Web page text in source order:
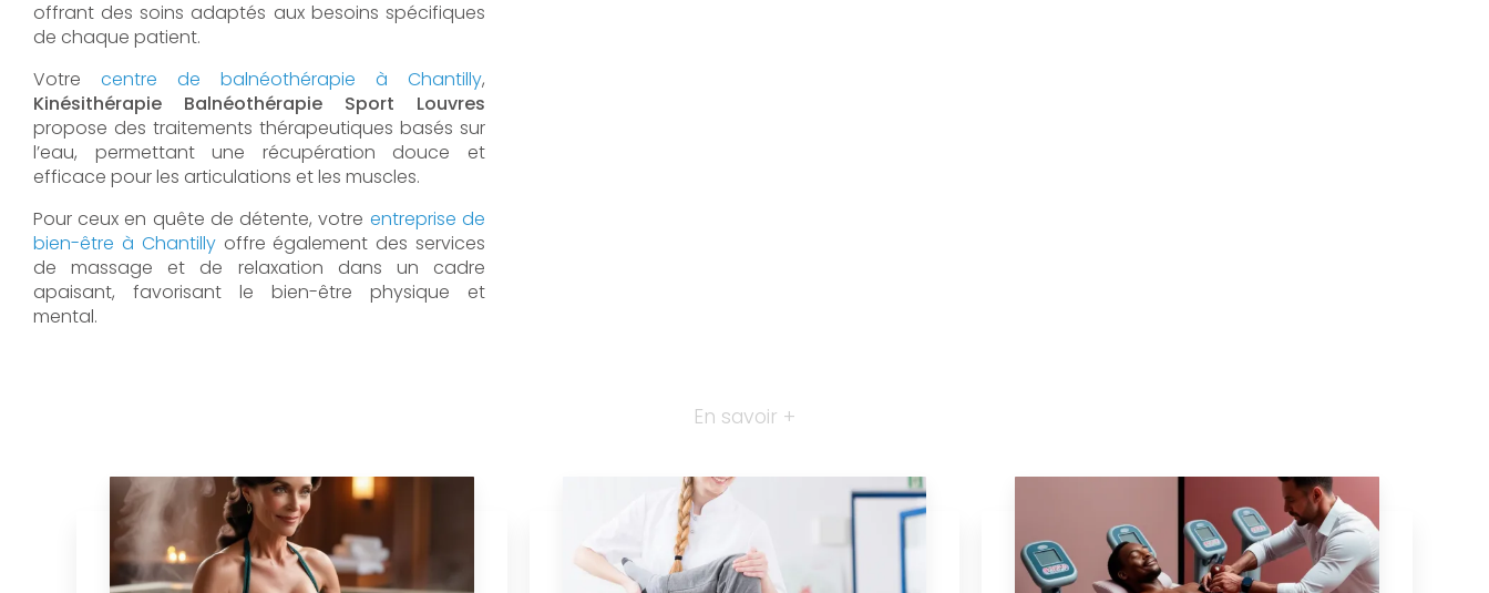
offrant des soins adaptés aux besoins spécifiques
de chaque patient.
Votre centre de balnéothérapie à Chantilly,
Kinésithérapie Balnéothérapie Sport Louvres
propose des traitements thérapeutiques basés sur
l’eau, permettant une récupération douce et
efficace pour les articulations et les muscles.
Pour ceux en quête de détente, votre entreprise de
bien-être à Chantillyoffre également des services
de massage et de relaxation dans un cadre
apaisant, favorisant le bien-être physique et
mental.
En savoir +